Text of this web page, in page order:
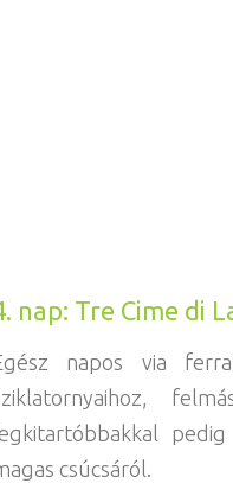
nap: Tre Cime di
napos via
csúcsáról.